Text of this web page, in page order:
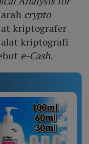
crypto
kriptografer
kriptografi
e-Cash.